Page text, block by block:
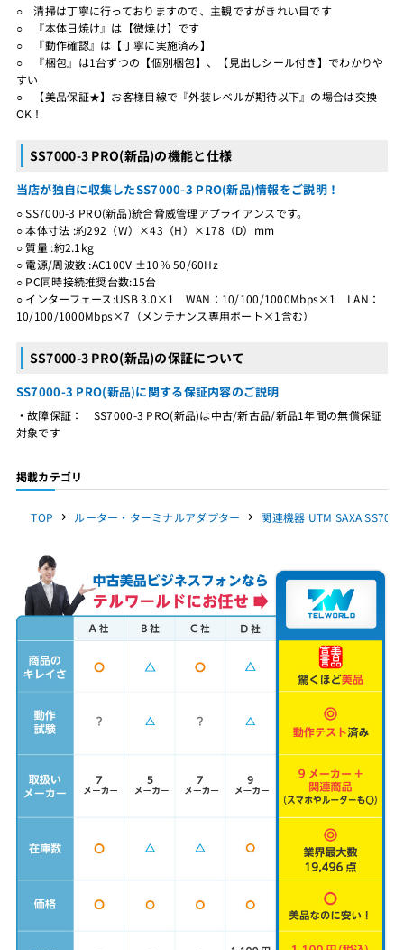
○ 清掃は丁寧に行っておりますので、主観ですがきれい目です
○ 『本体日焼け』は【微焼け】です
○ 『動作確認』は【丁寧に実施済み】
○ 『梱包』は1台ずつの【個別梱包】、【見出しシール付き】でわかりや
すい
○ 【美品保証★】お客様目線で『外装レベルが期待以下』の場合は交換
OK！
SS7000-3 PRO(新品)の機能と仕様
当店が独自に収集したSS7000-3 PRO(新品)情報をご説明！
○ SS7000-3 PRO(新品)統合脅威管理アプライアンスです。
○ 本体寸法 :約292（W）×43（H）×178（D）mm
○ 質量 :約2.1kg
○ 電源/周波数 :AC100V ±10％ 50/60Hz
○ PC同時接続推奨台数:15台
○ インターフェース:USB 3.0×1 WAN：10/100/1000Mbps×1 LAN：
10/100/1000Mbps×7（メンテナンス専用ポート×1含む）
SS7000-3 PRO(新品)の保証について
SS7000-3 PRO(新品)に関する保証内容のご説明
・故障保証： SS7000-3 PRO(新品)は中古/新古品/新品1年間の無償保証
対象です
掲載カテゴリ
TOP ルーター・ターミナルアダプター 関連機器 UTM SAXA SS7000